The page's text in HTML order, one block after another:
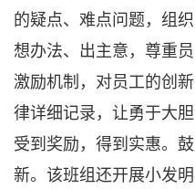
的疑点、难点问题，组
想办法、出主意，尊重
激励机制，对员工的创
律详细记录，让勇于大
受到奖励，得到实惠。
新。该班组还开展小发